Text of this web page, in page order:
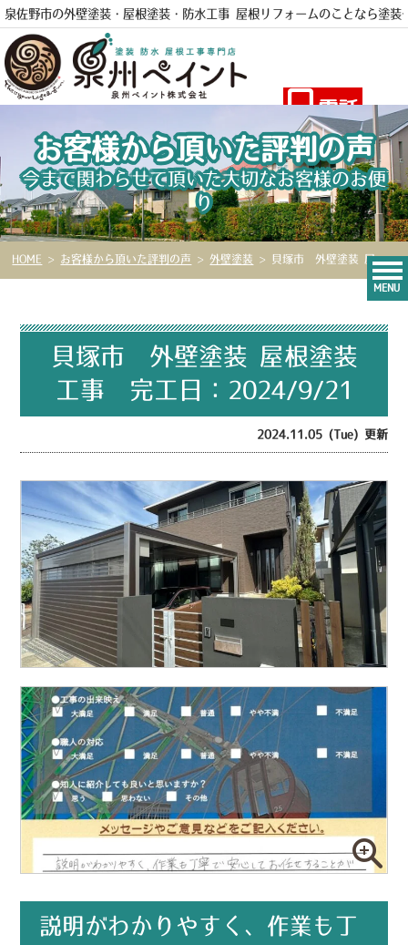
泉佐野市の外壁塗装・屋根塗装・防水工事 屋根リフォームのことなら塗装
電話
MENU
お客様から頂いた評判の声
今まで関わらせて頂いた大切なお客様のお便
り
HOME > お客様から頂いた評判の声 > 外壁塗装 > 貝塚市 外壁塗装 屋根塗装工事 完工日：2024/9/21
貝塚市 外壁塗装 屋根塗装
工事 完工日：2024/9/21
2024.11.05 (Tue) 更新
説明がわかりやすく、作業も丁